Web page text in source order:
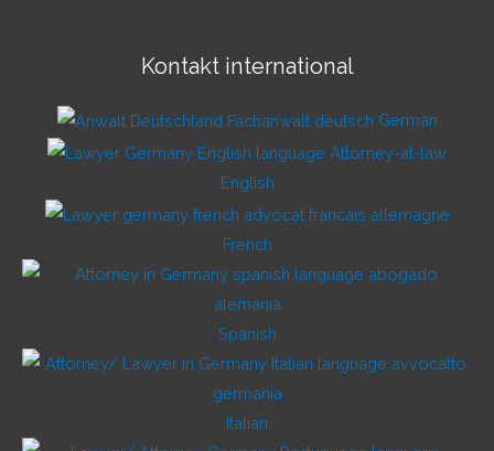
Kontakt international
German
English
French
Spanish
Italian